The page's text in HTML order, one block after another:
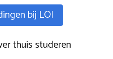
bij LOI
thuis studeren